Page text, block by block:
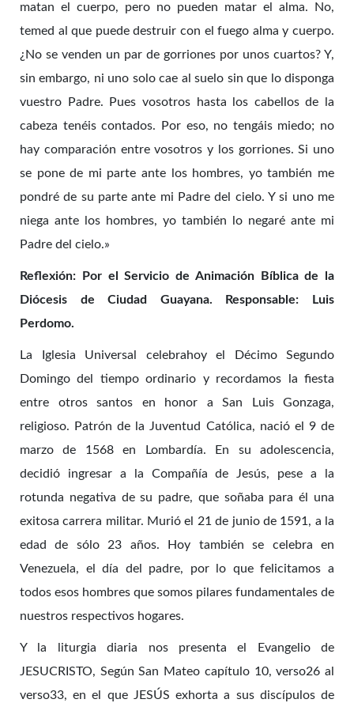
matan el cuerpo, pero no pueden matar el alma. No,
temed al que puede destruir con el fuego alma y cuerpo.
¿No se venden un par de gorriones por unos cuartos? Y,
sin embargo, ni uno solo cae al suelo sin que lo disponga
vuestro Padre. Pues vosotros hasta los cabellos de la
cabeza tenéis contados. Por eso, no tengáis miedo; no
hay comparación entre vosotros y los gorriones. Si uno
se pone de mi parte ante los hombres, yo también me
pondré de su parte ante mi Padre del cielo. Y si uno me
niega ante los hombres, yo también lo negaré ante mi
Padre del cielo.»
Reflexión: Por el Servicio de Animación Bíblica de la
Diócesis de Ciudad Guayana. Responsable: Luis
Perdomo.
La Iglesia Universal celebrahoy el Décimo Segundo
Domingo del tiempo ordinario y recordamos la fiesta
entre otros santos en honor a San Luis Gonzaga,
religioso. Patrón de la Juventud Católica, nació el 9 de
marzo de 1568 en Lombardía. En su adolescencia,
decidió ingresar a la Compañía de Jesús, pese a la
rotunda negativa de su padre, que soñaba para él una
exitosa carrera militar. Murió el 21 de junio de 1591, a la
edad de sólo 23 años. Hoy también se celebra en
Venezuela, el día del padre, por lo que felicitamos a
todos esos hombres que somos pilares fundamentales de
nuestros respectivos hogares.
Y la liturgia diaria nos presenta el Evangelio de
JESUCRISTO, Según San Mateo capítulo 10, verso26 al
verso33, en el que JESÚS exhorta a sus discípulos de